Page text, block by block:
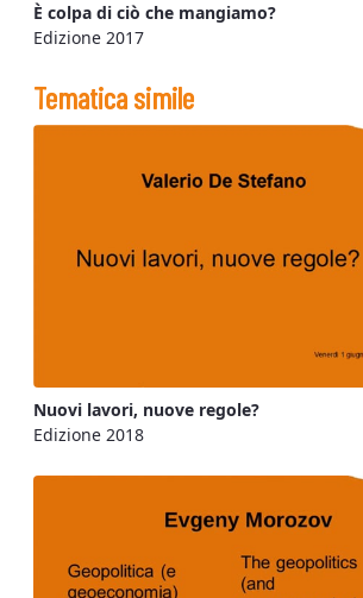
È colpa di ciò che mangiamo?
Edizione 2017
Tematica simile
Nuovi lavori, nuove regole?
Edizione 2018